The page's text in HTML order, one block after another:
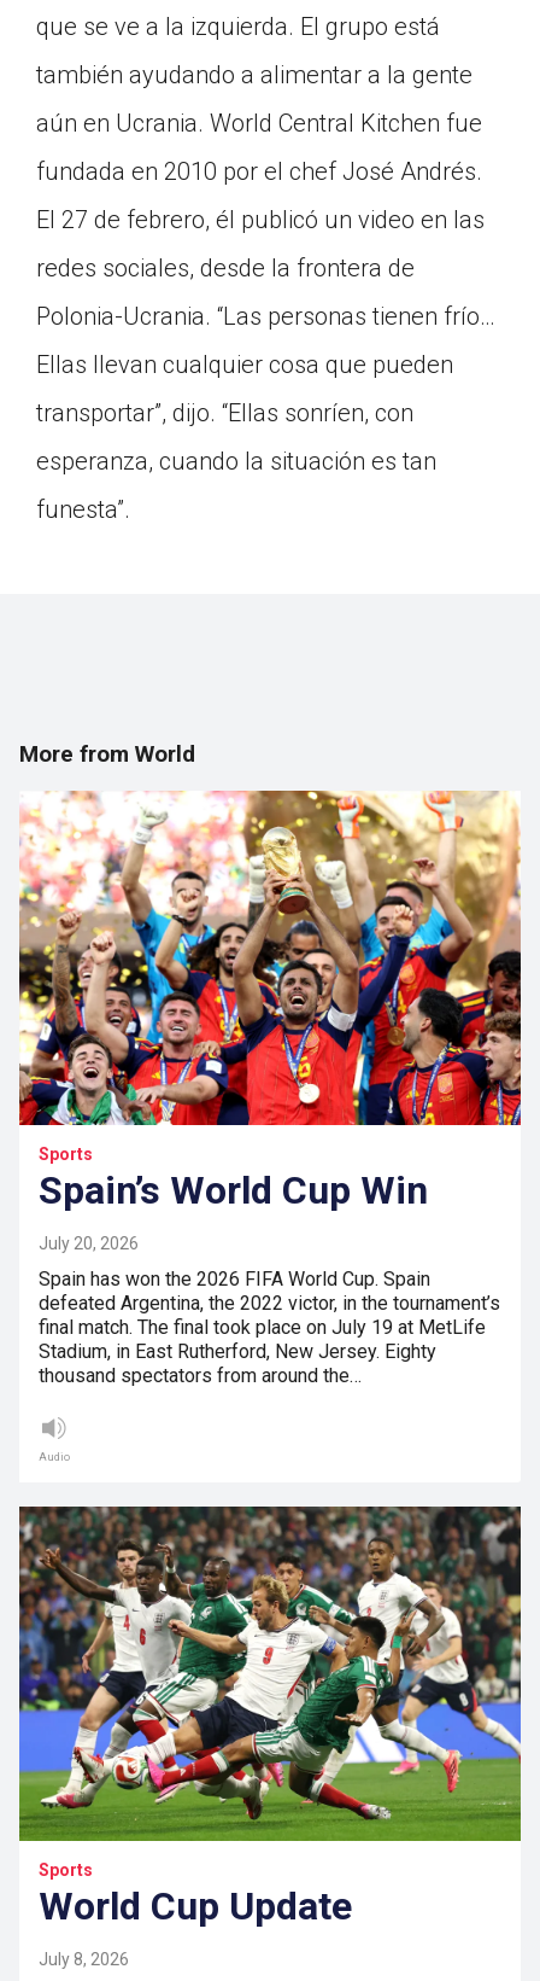
que se ve a la izquierda. El grupo está
también ayudando a alimentar a la gente
aún en Ucrania. World Central Kitchen fue
fundada en 2010 por el chef José Andrés.
El 27 de febrero, él publicó un video en las
redes sociales, desde la frontera de
Polonia-Ucrania. “Las personas tienen frío…
Ellas llevan cualquier cosa que pueden
transportar”, dijo. “Ellas sonríen, con
esperanza, cuando la situación es tan
funesta”.
More from World
Sports
Spain’s World Cup Win
July 20, 2026
Spain has won the 2026 FIFA World Cup. Spain
defeated Argentina, the 2022 victor, in the tournament’s
final match. The final took place on July 19 at MetLife
Stadium, in East Rutherford, New Jersey. Eighty
thousand spectators from around the…
Audio
Sports
World Cup Update
July 8, 2026